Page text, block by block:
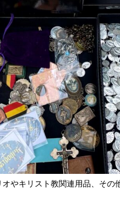
やキリスト教関連用品、その